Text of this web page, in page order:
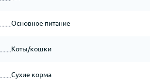
Основное питание
Коты/кошки
Сухие корма